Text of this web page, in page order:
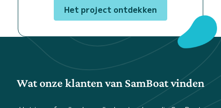
Het project ontdekken
Wat onze klanten van SamBoat vinden